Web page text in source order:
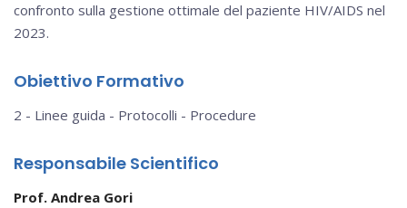
confronto sulla gestione ottimale del paziente HIV/AIDS nel
2023.
Obiettivo Formativo
2 - Linee guida - Protocolli - Procedure
Responsabile Scientifico
Prof. Andrea Gori